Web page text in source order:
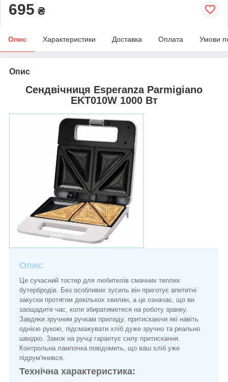
695 ₴
Опис Характеристики Доставка Оплата Умови
Опис
Сендвічниця Esperanza Parmigiano
EKT010W 1000 Вт
Опис
Це сучасний тостер для любителів смачних теплих
бутербродів. Без особливих зусиль він приготує апетитні
закуски протягом декількох хвилин, а це означає, що ви
заощадите час, коли збиратиметеся на роботу зранку.
Завдяки зручним ручкам приладу, притискаючи які навіть
однією рукою, підсмажувати хліб дуже зручно та реально
швидко. Замок на ручці гарантує силу притискання.
Контрольна лампочка повідомить, що ваш хліб уже
підрум'янився.
Технічна характеристика: